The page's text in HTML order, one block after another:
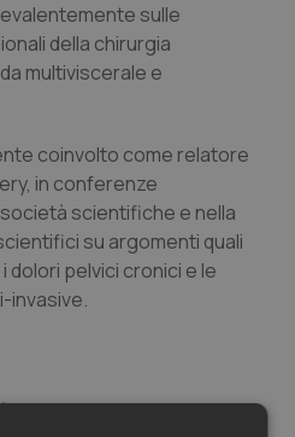
sulle
della chirurgia
multiviscerale e
coinvolto come relatore
in conferenze
scientifiche e nella
su argomenti quali
dolori pelvici cronici e le
invasive.